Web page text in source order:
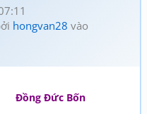
hongvan28 vào
Đồng Đức Bốn